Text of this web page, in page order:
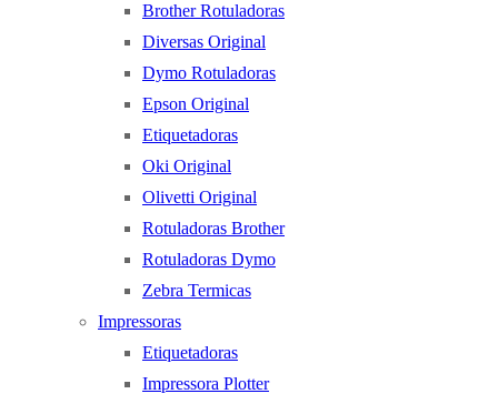
Brother Rotuladoras
Diversas Original
Dymo Rotuladoras
Epson Original
Etiquetadoras
Oki Original
Olivetti Original
Rotuladoras Brother
Rotuladoras Dymo
Zebra Termicas
Impressoras
Etiquetadoras
Impressora Plotter